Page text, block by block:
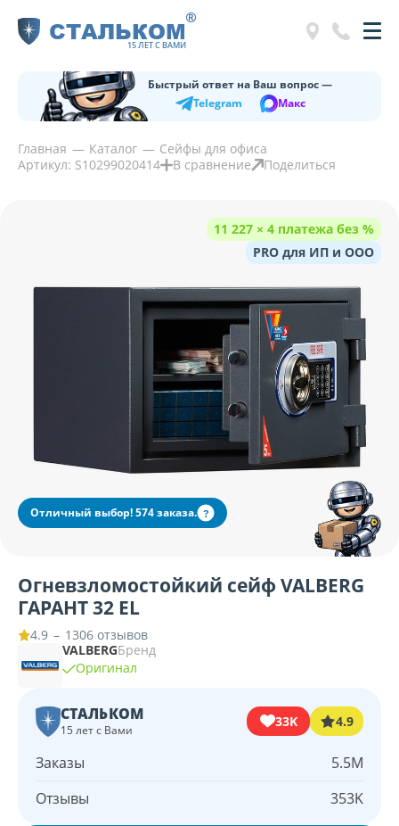
СТАЛЬКОМ
15 ЛЕТ С ВАМИ
®
Быстрый ответ на Ваш вопрос —
Telegram
Макс
Главная Каталог
Сейфы для офиса
Артикул: S10299020414
В сравнение Поделиться
11 227 × 4 платежа без %
PRO для ИП и ООО
Отличный выбор! 574 заказа. ?
Огневзломостойкий сейф VALBERG
ГАРАНТ 32 EL
4.9 – 1306 отзывов
VALBERGБренд
Оригинал
СТАЛЬКОМ
15 лет с Вами
33K 4.9
Заказы
5.5M
Отзывы
353K